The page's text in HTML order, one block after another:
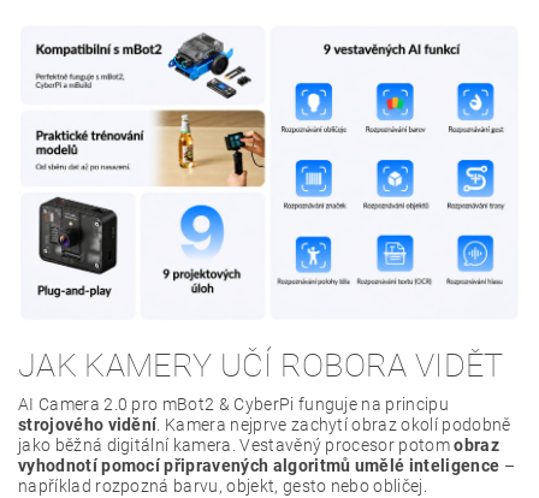
JAK KAMERY UČÍ ROBORA VIDĚT
AI Camera 2.0 pro mBot2 & CyberPi funguje na principu
strojového vidění. Kamera nejprve zachytí obraz okolí podobně
jako běžná digitální kamera. Vestavěný procesor potomobraz
vyhodnotí pomocí připravených algoritmů umělé inteligence –
například rozpozná barvu, objekt, gesto nebo obličej.